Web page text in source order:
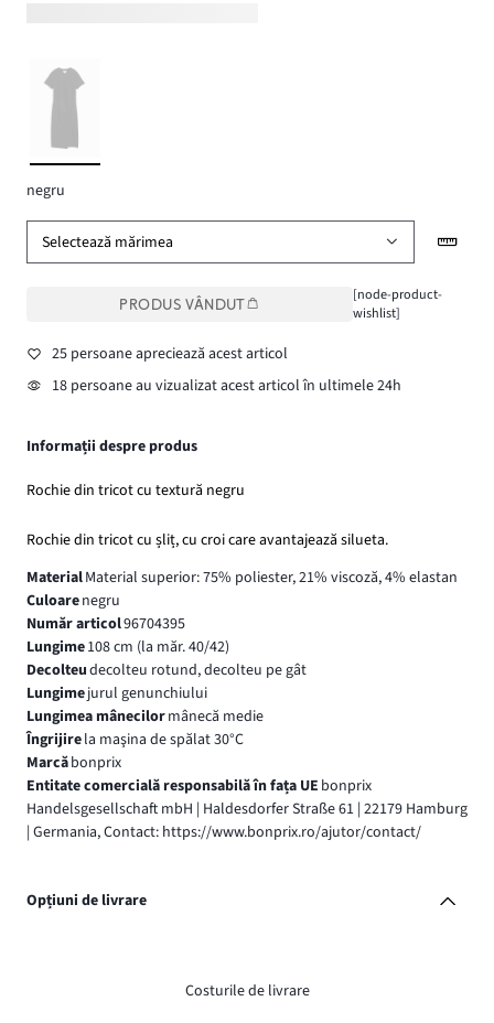
negru
Selectează mărimea
PRODUS VÂNDUT
[node-product-
wishlist]
25 persoane apreciează acest articol
18 persoane au vizualizat acest articol în ultimele 24h
Informații despre produs
Rochie din tricot cu textură negru
Rochie din tricot cu șliț, cu croi care avantajează silueta.
MaterialMaterial superior: 75% poliester, 21% viscoză, 4% elastan
Culoarenegru
Număr articol96704395
Lungime108 cm (la măr. 40/42)
Decolteudecolteu rotund, decolteu pe gât
Lungimejurul genunchiului
Lungimea mânecilormânecă medie
Îngrijirela maşina de spălat 30°C
Marcăbonprix
Entitate comercială responsabilă în fața UE bonprix
Handelsgesellschaft mbH | Haldesdorfer Straße 61 | 22179 Hamburg
| Germania, Contact: https://www.bonprix.ro/ajutor/contact/
Opțiuni de livrare
Costurile de livrare